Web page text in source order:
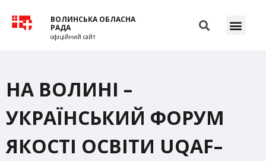
ВОЛИНСЬКА ОБЛАСНА
РАДА
офіційний сайт
НА ВОЛИНІ –
УКРАЇНСЬКИЙ ФОРУМ
ЯКОСТІ ОСВІТИ UQAF–